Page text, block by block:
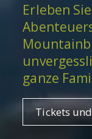
Erleben
ganze
Tickets